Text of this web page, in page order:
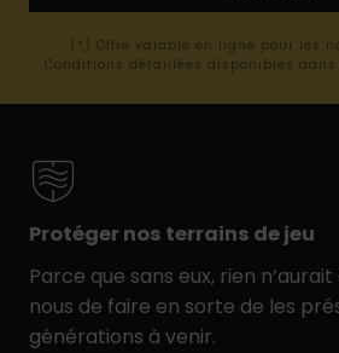
(*) Offre valable en ligne pour les
Conditions détaillées disponibles
Protéger nos terrains de jeu
Parce que sans eux, rien n’aurait
nous de faire en sorte de les
générations à venir.